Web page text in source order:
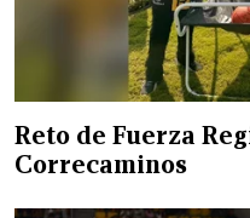
Reto de Fuerza
Correcaminos